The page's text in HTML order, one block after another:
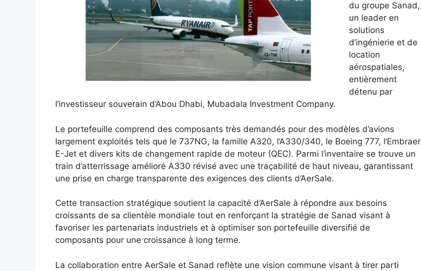
du groupe Sanad,
un leader en
solutions
d’ingénierie et de
location
aérospatiales,
entièrement
détenu par
l’investisseur souverain d’Abou Dhabi, Mubadala Investment Company.
Le portefeuille comprend des composants très demandés pour des modèles d’avions
largement exploités tels que le 737NG, la famille A320, l’A330/340, le Boeing 777, l’Embraer
E-Jet et divers kits de changement rapide de moteur (QEC). Parmi l’inventaire se trouve un
train d’atterrissage amélioré A330 révisé avec une traçabilité de haut niveau, garantissant
une prise en charge transparente des exigences des clients d’AerSale.
Cette transaction stratégique soutient la capacité d’AerSale à répondre aux besoins
croissants de sa clientèle mondiale tout en renforçant la stratégie de Sanad visant à
favoriser les partenariats industriels et à optimiser son portefeuille diversifié de
composants pour une croissance à long terme.
La collaboration entre AerSale et Sanad reflète une vision commune visant à tirer parti